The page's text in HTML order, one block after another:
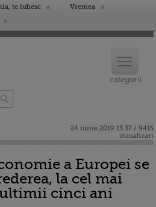
te iubesc
Vremea
24 iunie 2019 13:37 / 9415
vizualizari
a Europei se
la cel mai
cinci ani